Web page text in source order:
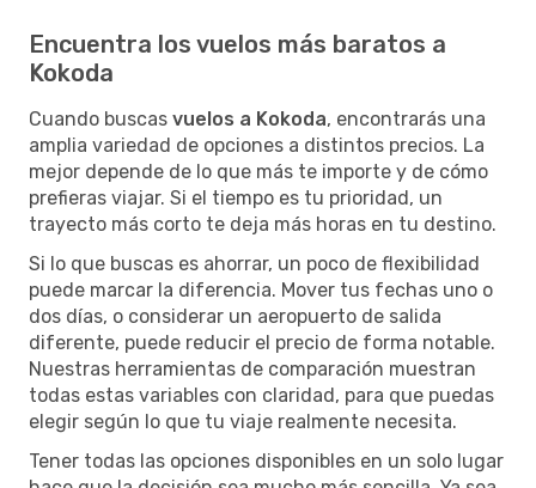
Encuentra los vuelos más baratos a
Kokoda
Cuando buscas vuelos a Kokoda, encontrarás una
amplia variedad de opciones a distintos precios. La
mejor depende de lo que más te importe y de cómo
prefieras viajar. Si el tiempo es tu prioridad, un
trayecto más corto te deja más horas en tu destino.
Si lo que buscas es ahorrar, un poco de flexibilidad
puede marcar la diferencia. Mover tus fechas uno o
dos días, o considerar un aeropuerto de salida
diferente, puede reducir el precio de forma notable.
Nuestras herramientas de comparación muestran
todas estas variables con claridad, para que puedas
elegir según lo que tu viaje realmente necesita.
Tener todas las opciones disponibles en un solo lugar